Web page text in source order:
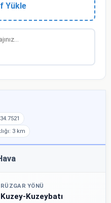
Yükle
3 km
RÜZGAR YÖNÜ
Kuzey-Kuzeybatı